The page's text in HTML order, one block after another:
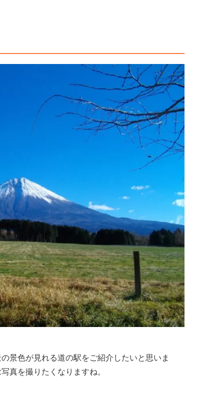
景色が見れる道の駅をご紹介したいと思いま
真を撮りたくなりますね。